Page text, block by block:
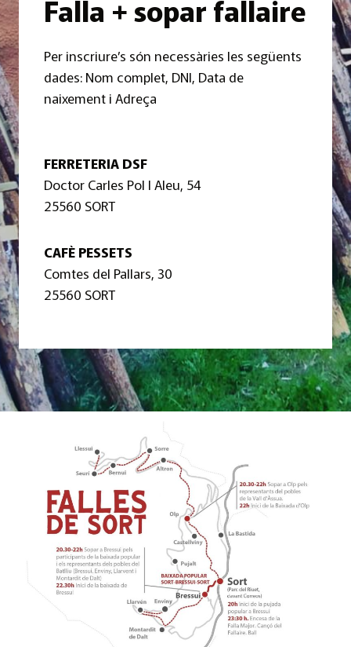
Falla + sopar fallaire
Per inscriure’s són necessàries les següents
dades: Nom complet, DNI, Data de
naixement i Adreça
FERRETERIA DSF
Doctor Carles Pol I Aleu, 54
25560 SORT
CAFÈ PESSETS
Comtes del Pallars, 30
25560 SORT